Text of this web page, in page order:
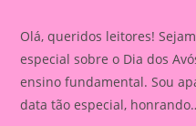
Olá, queridos leitores!
especial sobre o Dia dos
ensino fundamental. Sou
data tão especial,